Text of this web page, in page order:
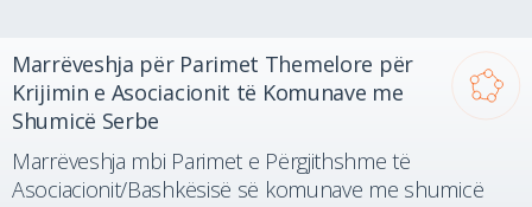
Marrëveshja për Parimet Themelore për
Krijimin e Asociacionit të Komunave me
Shumicë Serbe
Marrëveshja mbi Parimet e Përgjithshme të
Asociacionit/Bashkësisë së komunave me shumicë